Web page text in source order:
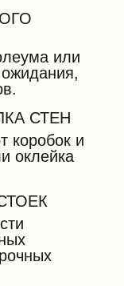
или
СТЕН
коробок и
оклейка